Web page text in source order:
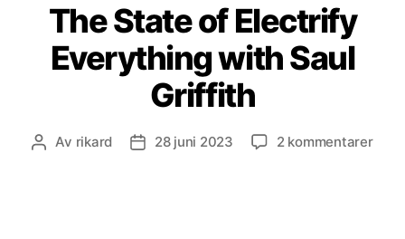
The State of Electrify
Everything with Saul
Griffith
Inläggsförfattare
Av rikard Inläggsdatum
28 juni 2023 2 kommentarertill